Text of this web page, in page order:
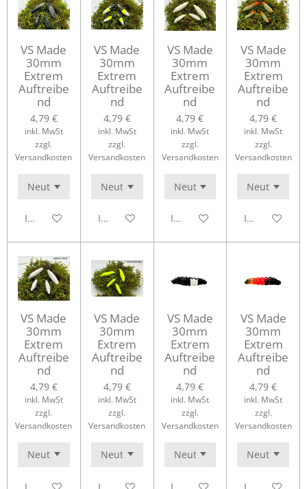
VS Made
30mm
Extrem
Auftreibe
nd
4,79 €
inkl. MwSt
zzgl.
Versandkosten
In den Warenkorb
VS Made
30mm
Extrem
Auftreibe
nd
4,79 €
inkl. MwSt
zzgl.
Versandkosten
In den Warenkorb
VS Made
30mm
Extrem
Auftreibe
nd
4,79 €
inkl. MwSt
zzgl.
Versandkosten
In den Warenkorb
VS Made
30mm
Extrem
Auftreibe
nd
4,79 €
inkl. MwSt
zzgl.
Versandkosten
In den
VS Made
30mm
Extrem
Auftreibe
nd
4,79 €
inkl. MwSt
zzgl.
Versandkosten
In den Warenkorb
VS Made
30mm
Extrem
Auftreibe
nd
4,79 €
inkl. MwSt
zzgl.
Versandkosten
In den Warenkorb
VS Made
30mm
Extrem
Auftreibe
nd
4,79 €
inkl. MwSt
zzgl.
Versandkosten
In den Warenkorb
VS Made
30mm
Extrem
Auftreibe
nd
4,79 €
inkl. MwSt
zzgl.
Versandkosten
In den